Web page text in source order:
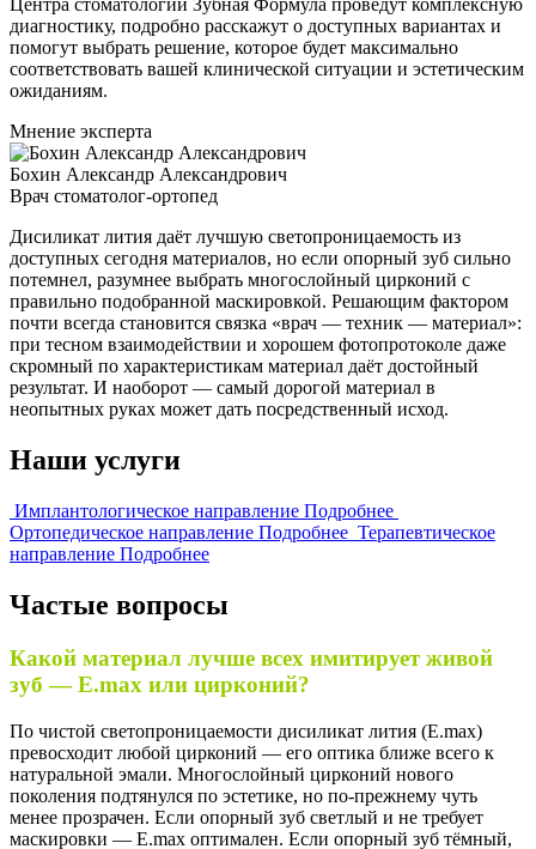
Центра стоматологии Зубная Формула проведут комплексную
диагностику, подробно расскажут о доступных вариантах и
помогут выбрать решение, которое будет максимально
соответствовать вашей клинической ситуации и эстетическим
ожиданиям.
Мнение эксперта
Бохин Александр Александрович
Врач стоматолог-ортопед
Дисиликат лития даёт лучшую светопроницаемость из
доступных сегодня материалов, но если опорный зуб сильно
потемнел, разумнее выбрать многослойный цирконий с
правильно подобранной маскировкой. Решающим фактором
почти всегда становится связка «врач — техник — материал»:
при тесном взаимодействии и хорошем фотопротоколе даже
скромный по характеристикам материал даёт достойный
результат. И наоборот — самый дорогой материал в
неопытных руках может дать посредственный исход.
Наши услуги
Имплантологическое направление Подробнее
Ортопедическое направление Подробнее Терапевтическое
направление Подробнее
Частые вопросы
Какой материал лучше всех имитирует живой
зуб — E.max или цирконий?
По чистой светопроницаемости дисиликат лития (E.max)
превосходит любой цирконий — его оптика ближе всего к
натуральной эмали. Многослойный цирконий нового
поколения подтянулся по эстетике, но по-прежнему чуть
менее прозрачен. Если опорный зуб светлый и не требует
маскировки — E.max оптимален. Если опорный зуб тёмный,